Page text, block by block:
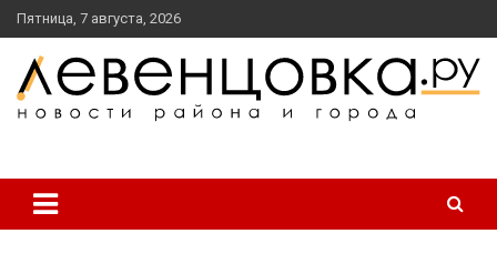
перейти
к
содержанию
Пятница, 7 августа, 2026